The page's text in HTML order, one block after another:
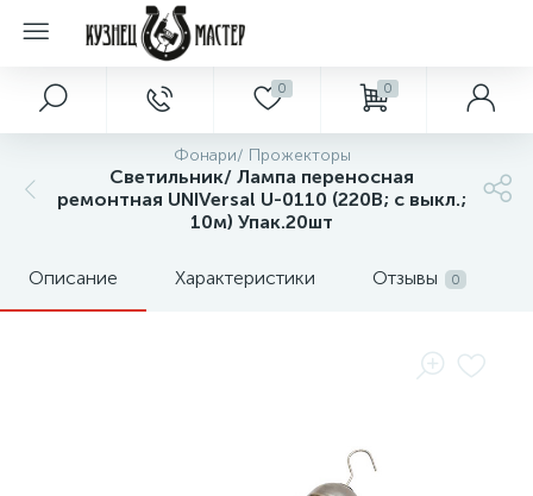
0 0
Фонари/ Прожекторы
Светильник/ Лампа переносная
ремонтная UNIVersal U-0110 (220В; с выкл.;
10м) Упак.20шт
Описание Характеристики Отзывы 0